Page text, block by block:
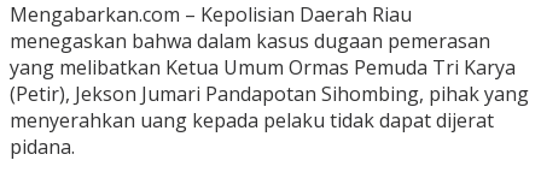
Mengabarkan.com – Kepolisian Daerah Riau
menegaskan bahwa dalam kasus dugaan pemerasan
yang melibatkan Ketua Umum Ormas Pemuda Tri Karya
(Petir), Jekson Jumari Pandapotan Sihombing, pihak yang
menyerahkan uang kepada pelaku tidak dapat dijerat
pidana.